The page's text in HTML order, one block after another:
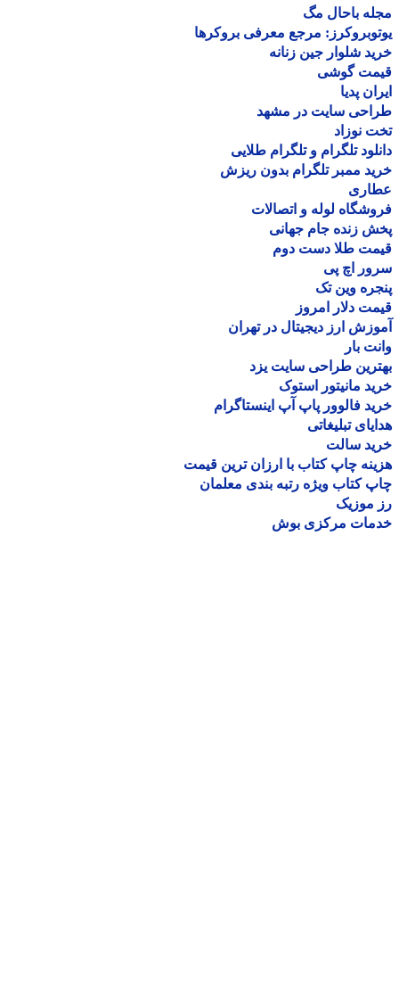
باحال مگ
مرجع معرفی بروکرها
شلوار جین زنانه
گوشی
پدیا
سایت در مشهد
نوزاد
تلگرام و تلگرام طلایی
ممبر تلگرام بدون ریزش
لوله و اتصالات
زنده جام جهانی
طلا دست دوم
اچ پی
وین تک
دلار امروز
ارز دیجیتال در تهران
بار
طراحی سایت یزد
مانیتور استوک
فالوور پاپ آپ اینستاگرام
تبلیغاتی
سالت
چاپ کتاب با ارزان ترین قیمت
کتاب ویژه رتبه بندی معلمان
موزیک
مرکزی بوش